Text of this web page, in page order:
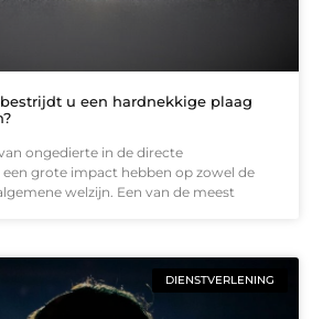
u een hardnekkige plaag
ongedierte in de directe
grote impact hebben op zowel de
welzijn. Een van de meest
DIENSTVERLENING